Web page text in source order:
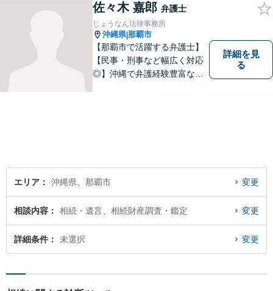
指すことが私の信念です。
【休日面談可】
佐々木 嘉郎 弁護士
じょうなん法律事務所
沖縄県|那覇市
【那覇市で活躍する弁護士】
【民事・刑事など幅広く対応
◎】沖縄で弁護経験豊富な弁
詳細を見
る
エリア 沖縄県、那覇市 変更
相談内容 相続・遺言、相続財産調査・鑑定 変更
詳細条件 未選択 変更